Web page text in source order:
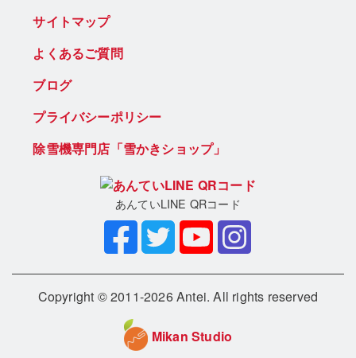
サイトマップ
よくあるご質問
ブログ
プライバシーポリシー
除雪機専門店「雪かきショップ」
あんていLINE QRコード
Copyright © 2011-2026 Antei. All rights reserved
Mikan Studio